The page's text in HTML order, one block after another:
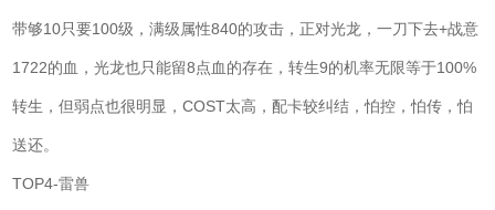
带够10只要100级，满级属性840的攻击，正对光龙，一刀下去+战意
1722的血，光龙也只能留8点血的存在，转生9的机率无限等于100%
转生，但弱点也很明显，COST太高，配卡较纠结，怕控，怕传，怕
送还。
TOP4-雷兽